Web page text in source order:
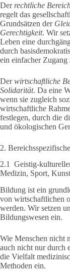
Der rechtliche
regelt das
Grundsätzen der
Gerechtigkeit. Wir
Leben eine
durch
ein einfacher
Derwirtschaftliche
Solidarität. Da eine
wenn sie zugleich
wirtschaftliche
festlegen, durch die
und ökologischen
2.
2.1 Geistig-
Medizin, Sport,
Bildung ist ein
von wirtschaftlichen
werden. Wir setzen
Bildungswesen ein.
Wie Menschen nicht
auch nicht nur durch
die Vielfalt
Methoden ein.